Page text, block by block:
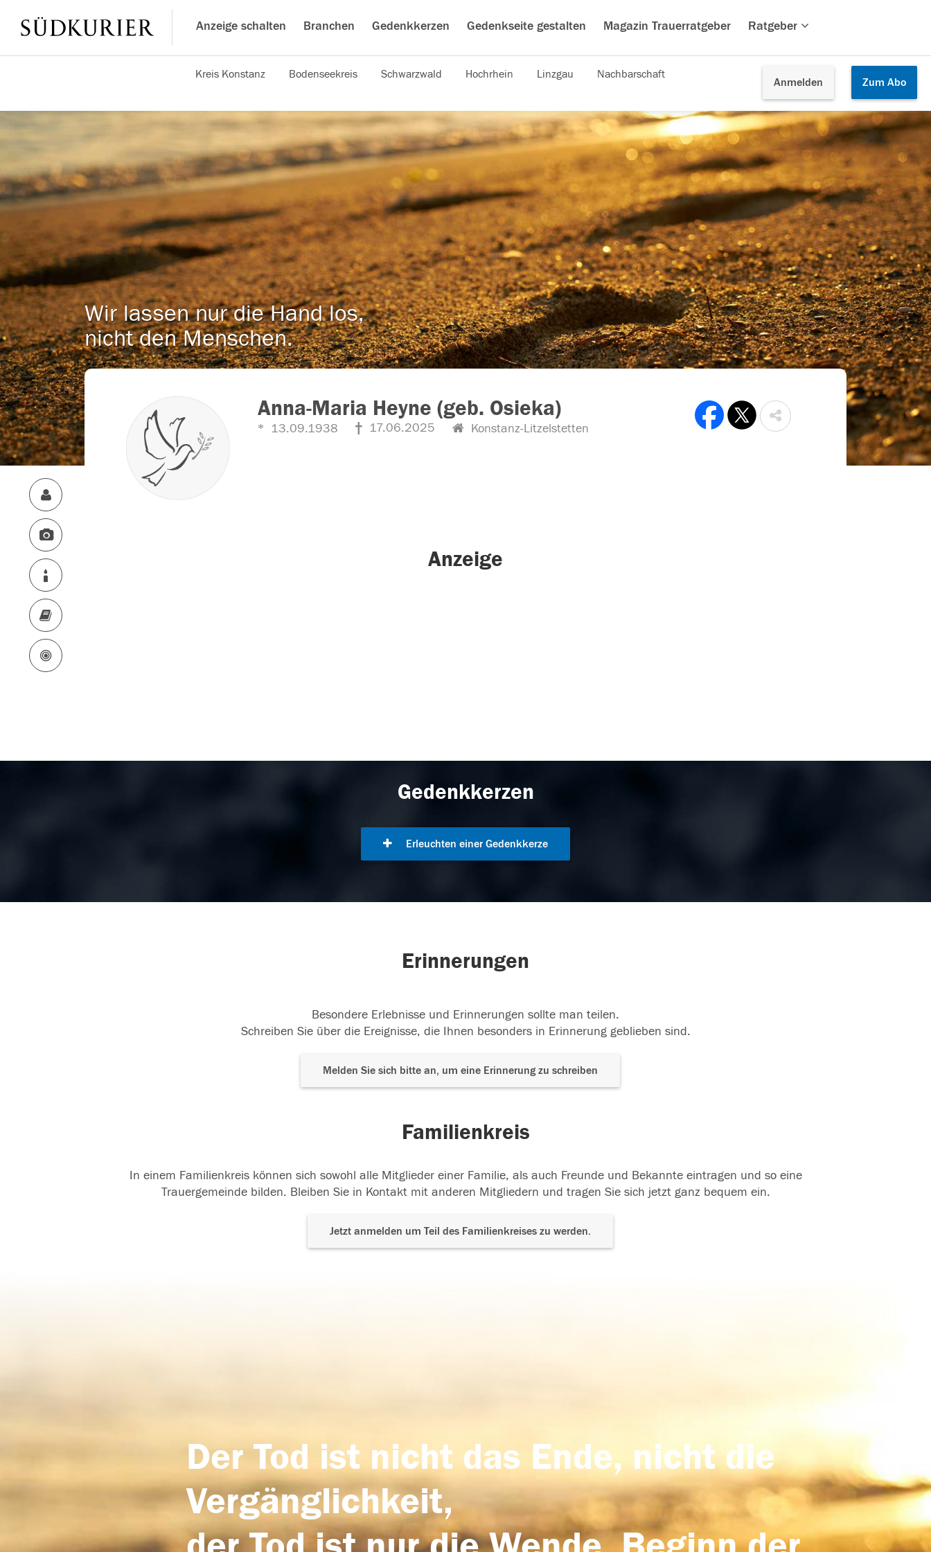
Anzeige schalten Branchen Gedenkkerzen Gedenkseite gestalten Magazin Trauerratgeber Ratgeber
Anmelden Zum Abo
Kreis Konstanz Bodenseekreis Schwarzwald Hochrhein Linzgau Nachbarschaft
Wir lassen nur die Hand los,
nicht den Menschen.
Anna-Maria Heyne (geb. Osieka)
13.09.1938 17.06.2025 Konstanz-Litzelstetten
Anzeige
Gedenkkerzen
Erleuchten einer Gedenkkerze
Erinnerungen
Besondere Erlebnisse und Erinnerungen sollte man teilen.
Schreiben Sie über die Ereignisse, die Ihnen besonders in Erinnerung geblieben sind.
Melden Sie sich bitte an, um eine Erinnerung zu schreiben
Familienkreis
In einem Familienkreis können sich sowohl alle Mitglieder einer Familie, als auch Freunde und Bekannte eintragen und so eine
Trauergemeinde bilden. Bleiben Sie in Kontakt mit anderen Mitgliedern und tragen Sie sich jetzt ganz bequem ein.
Jetzt anmelden um Teil des Familienkreises zu werden.
Der Tod ist nicht das Ende, nicht die
Vergänglichkeit,